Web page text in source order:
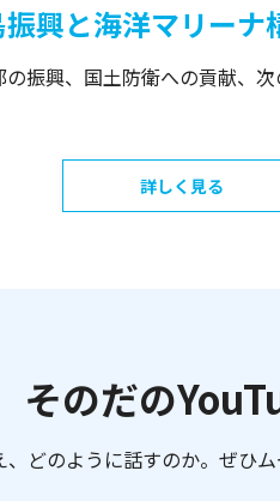
興と海洋マリーナ
振興、国土防衛への貢献、次
詳しく見る
そのだの
どのように話すのか。ぜひム